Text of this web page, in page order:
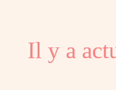
Il y a